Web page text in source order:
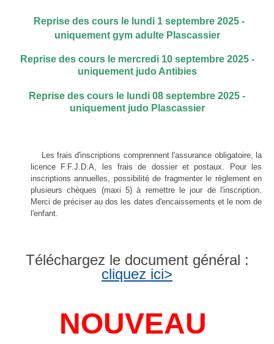
Reprise des cours le lundi 1 septembre 2025 -
uniquement gym adulte Plascassier
Reprise des cours le mercredi 10 septembre 2025 -
uniquement judo Antibies
Reprise des cours le lundi 08 septembre 2025 -
uniquement judo Plascassier
Les frais d'inscriptions comprennent l'assurance obligatoire, la
licence F.F.J.D.A, les frais de dossier et postaux. Pour les
inscriptions annuelles, possibilité de fragmenter le règlement en
plusieurs chèques (maxi 5) à remettre le jour de l'inscription.
Merci de préciser au dos les dates d'encaissements et le nom de
l'enfant.
Téléchargez le document général :
cliquez ici>
NOUVEAU